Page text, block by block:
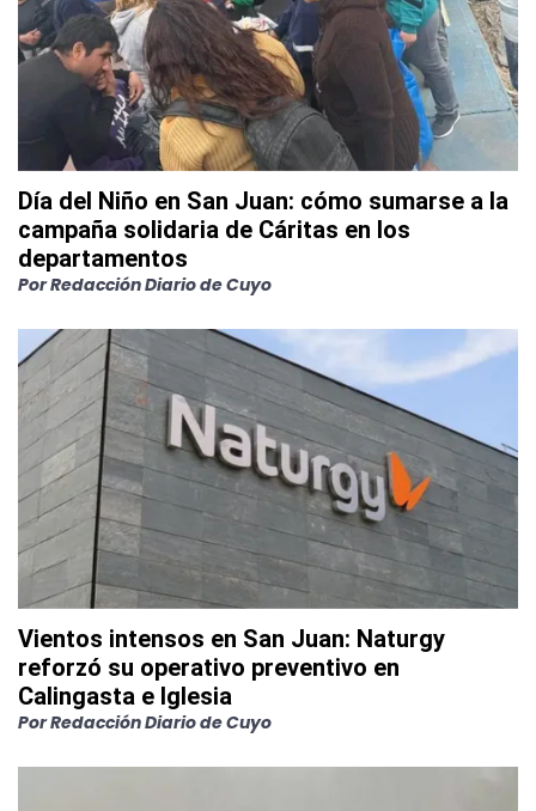
Día del Niño en San Juan: cómo sumarse a la
campaña solidaria de Cáritas en los
departamentos
PorRedacción Diario de Cuyo
Vientos intensos en San Juan: Naturgy
reforzó su operativo preventivo en
Calingasta e Iglesia
PorRedacción Diario de Cuyo